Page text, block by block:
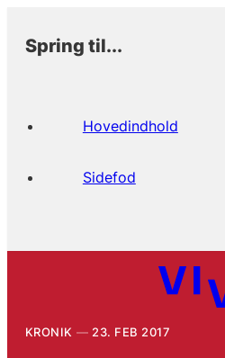
Spring til...
Hovedindhold
Sidefod
KRONIK 23. FEB 2017